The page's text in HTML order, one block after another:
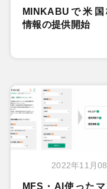
MINKABUで米国
情報の提供開始
2022年11月
MFS・AI使ったマ